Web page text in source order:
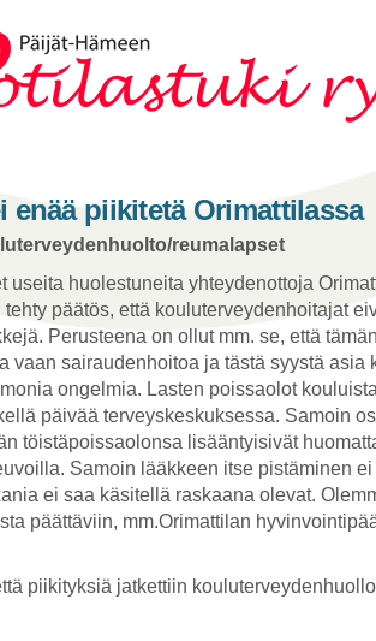
enää piikitetä Orimattilassa
reumalapset
useita huolestuneita yhteydenottoja
päätös, että kouluterveydenhoitajat
Perusteena on ollut mm. se, että
vaan sairaudenhoitoa ja tästä syystä
ongelmia. Lasten poissaolot
päivää terveyskeskuksessa. Samoin
töistäpoissaolonsa lisääntyisivät
Samoin lääkkeen itse pistäminen
ei saa käsitellä raskaana olevat.
päättäviin, mm.Orimattilan
piikityksiä jatkettiin